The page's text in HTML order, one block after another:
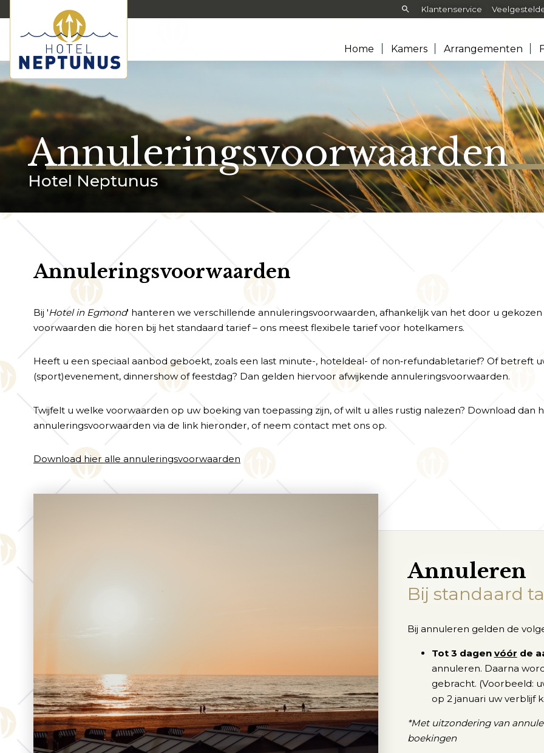
Zoeken:Klantenservice
Home Kamers Arrangementen
Annuleringsvoorwaarden
Hotel Neptunus
Annuleringsvoorwaarden
Bij 'Hotel in Egmond' hanteren we verschillende annuleringsvoorwaarden, afhankelijk van het door u
voorwaarden die horen bij het standaard tarief – ons meest flexibele tarief voor hotelkamers.
Heeft u een speciaal aanbod geboekt, zoals een last minute-, hoteldeal- of non‑refundabletarief? Of betreft
(sport)evenement, dinnershow of feestdag? Dan gelden hiervoor afwijkende annuleringsvoorwaarden.
Twijfelt u welke voorwaarden op uw boeking van toepassing zijn, of wilt u alles rustig nalezen? Download
annuleringsvoorwaarden via de link hieronder, of neem contact met ons op.
Download hier alle annuleringsvoorwaarden
Annuleren
Bij standaard
Bij annuleren gelden de
Tot 3 dagen vóór de
annuleren. Daarna
gebracht. (Voorbeeld:
op 2 januari uw verblijf
*Met uitzondering van
boekingen